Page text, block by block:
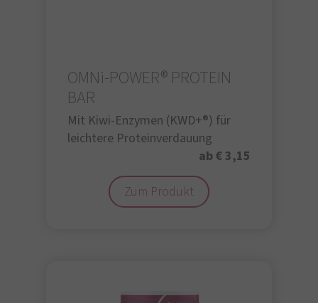
OMNi-POWER® PROTEIN
BAR
Mit Kiwi-Enzymen (KWD+®) für
leichtere Proteinverdauung
ab € 3,15
Zum Produkt